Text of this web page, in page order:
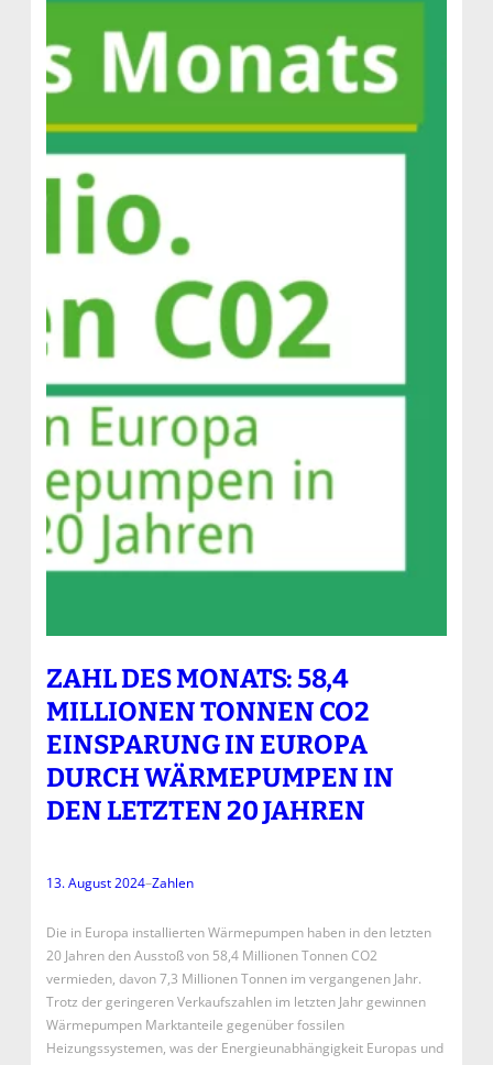
ZAHL DES MONATS: 58,4
MILLIONEN TONNEN CO2
EINSPARUNG IN EUROPA
DURCH WÄRMEPUMPEN IN
DEN LETZTEN 20 JAHREN
13. August 2024–Zahlen
Die in Europa installierten Wärmepumpen haben in den letzten
20 Jahren den Ausstoß von 58,4 Millionen Tonnen CO2
vermieden, davon 7,3 Millionen Tonnen im vergangenen Jahr.
Trotz der geringeren Verkaufszahlen im letzten Jahr gewinnen
Wärmepumpen Marktanteile gegenüber fossilen
Heizungssystemen, was der Energieunabhängigkeit Europas und